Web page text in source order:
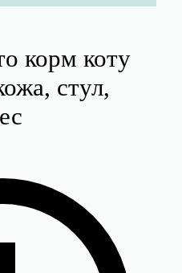
корм коту
стул,